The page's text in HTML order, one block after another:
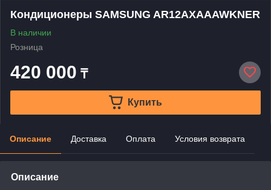
Кондиционеры SAMSUNG AR12AXAAAWKNER
В наличии
Розница
420 000 ₸
Купить
Описание Доставка Оплата Условия возврата
Описание